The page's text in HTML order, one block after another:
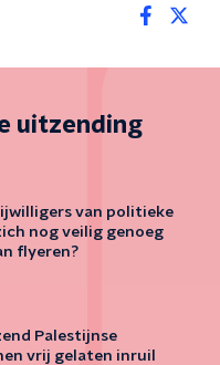
uitzending
van politieke
nog veilig genoeg
flyeren?
Palestijnse
vrij gelaten inruil